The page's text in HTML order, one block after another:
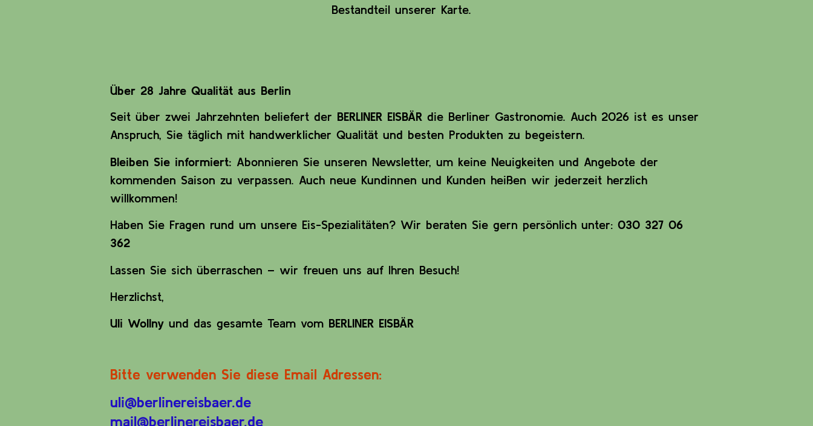
Bestandteil unserer Karte.
Über 28 Jahre Qualität aus Berlin
Seit über zwei Jahrzehnten beliefert der BERLINER EISBÄR die Berliner Gastronomie. Auch 2026 ist es unser
Anspruch, Sie täglich mit handwerklicher Qualität und besten Produkten zu begeistern.
Bleiben Sie informiert: Abonnieren Sie unseren Newsletter, um keine Neuigkeiten und Angebote der
kommenden Saison zu verpassen. Auch neue Kundinnen und Kunden heißen wir jederzeit herzlich
willkommen!
Haben Sie Fragen rund um unsere Eis-Spezialitäten? Wir beraten Sie gern persönlich unter: 030 327 06
362
Lassen Sie sich überraschen – wir freuen uns auf Ihren Besuch!
Herzlichst,
Uli Wollny und das gesamte Team vom BERLINER EISBÄR
Bitte verwenden Sie diese Email Adressen:
uli@berlinereisbaer.de
mail@berlinereisbaer.de